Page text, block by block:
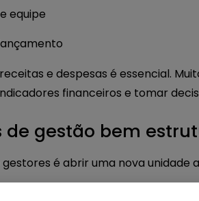
equipe
e despesas é essencial.
financeiros e tomar
de gestão bem
é abrir uma nova unidade
sua academia precisa ter: